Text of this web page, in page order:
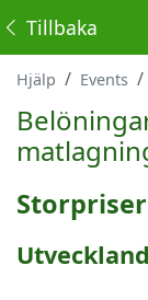
Tillbaka
Hjälp Events
Storpriser